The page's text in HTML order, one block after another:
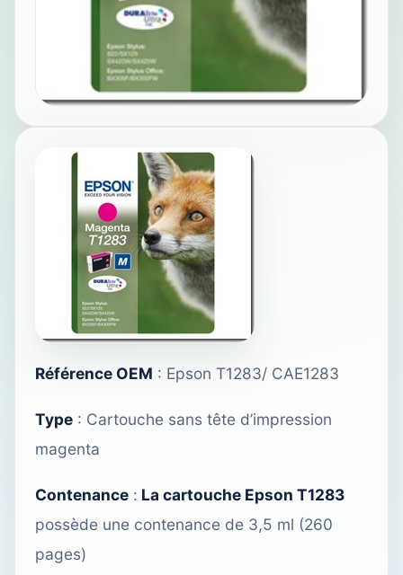
Référence OEM : Epson T1283/ CAE1283
Type : Cartouche sans tête d’impression
magenta
Contenance : La cartouche Epson T1283
possède une contenance de 3,5 ml (260
pages)